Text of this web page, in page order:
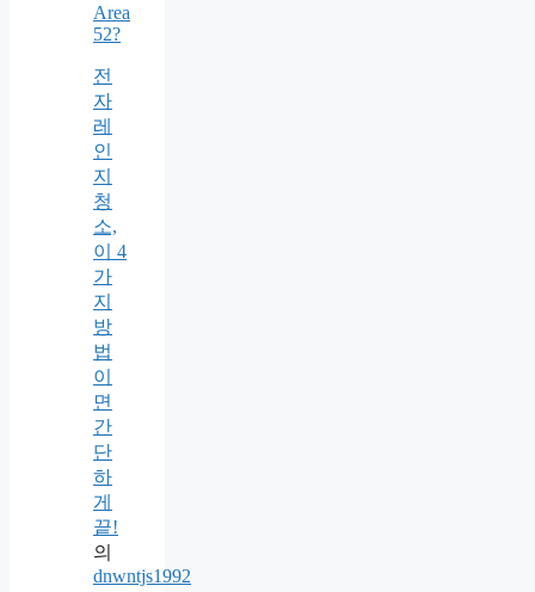
Area
52?
전
자
레
인
지
청
소,
이 4
가
지
방
법
이
면
간
단
하
게
끝!
의
dnwntjs1992